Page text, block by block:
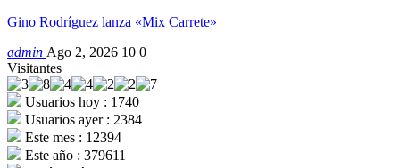
Gino Rodríguez lanza «Mix Carrete»
admin Ago 2, 2026 10 0
Visitantes
Usuarios hoy : 1740
Usuarios ayer : 2384
Este mes : 12394
Este año : 379611